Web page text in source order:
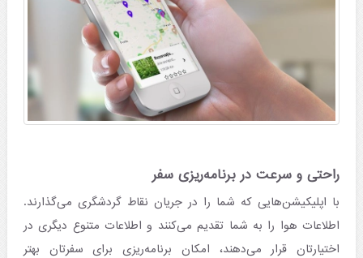
راحتی و سرعت در برنامه‌ریزی سفر
با اپلیکیشن‌هایی که شما را در جریان نقاط گردشگری می‌گذارند.
اطلاعات هوا را به شما تقدیم می‌کنند و اطلاعات متنوع دیگری در
اختیارتان قرار می‌دهند، امکان برنامه‌ریزی برای سفرتان بهتر